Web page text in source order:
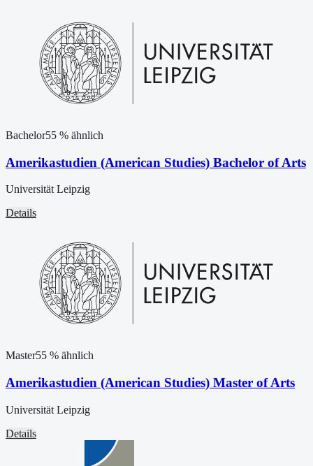
Bachelor55 % ähnlich
Amerikastudien (American Studies) Bachelor of Arts
Universität Leipzig
Details
Master55 % ähnlich
Amerikastudien (American Studies) Master of Arts
Universität Leipzig
Details